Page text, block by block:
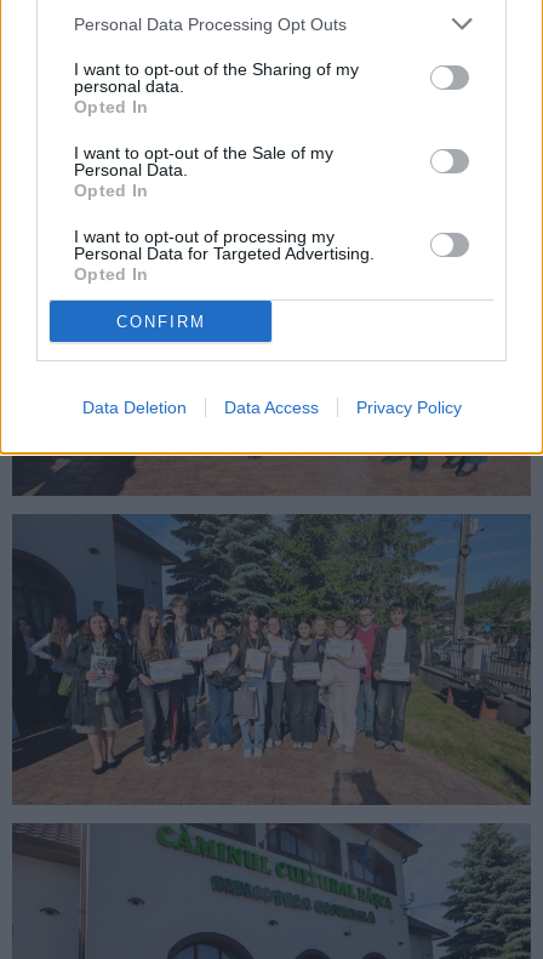
Personal Data Processing Opt Outs
I want to opt-out of the Sharing of my
personal data.
Opted In
I want to opt-out of the Sale of my
Personal Data.
Opted In
I want to opt-out of processing my
Personal Data for Targeted Advertising.
Opted In
CONFIRM
Data Deletion Data Access Privacy Policy